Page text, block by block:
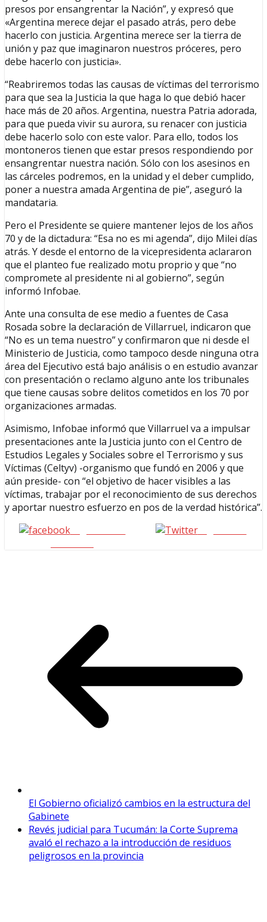
presos por ensangrentar la Nación”, y expresó que
«Argentina merece dejar el pasado atrás, pero debe
hacerlo con justicia. Argentina merece ser la tierra de
unión y paz que imaginaron nuestros próceres, pero
debe hacerlo con justicia».
“Reabriremos todas las causas de víctimas del terrorismo
para que sea la Justicia la que haga lo que debió hacer
hace más de 20 años. Argentina, nuestra Patria adorada,
para que pueda vivir su aurora, su renacer con justicia
debe hacerlo solo con este valor. Para ello, todos los
montoneros tienen que estar presos respondiendo por
ensangrentar nuestra nación. Sólo con los asesinos en
las cárceles podremos, en la unidad y el deber cumplido,
poner a nuestra amada Argentina de pie”, aseguró la
mandataria.
Pero el Presidente se quiere mantener lejos de los años
70 y de la dictadura: “Esa no es mi agenda”, dijo Milei días
atrás. Y desde el entorno de la vicepresidenta aclararon
que el planteo fue realizado motu proprio y que “no
compromete al presidente ni al gobierno”, según
informó Infobae.
Ante una consulta de ese medio a fuentes de Casa
Rosada sobre la declaración de Villarruel, indicaron que
“No es un tema nuestro” y confirmaron que ni desde el
Ministerio de Justicia, como tampoco desde ninguna otra
área del Ejecutivo está bajo análisis o en estudio avanzar
con presentación o reclamo alguno ante los tribunales
que tiene causas sobre delitos cometidos en los 70 por
organizaciones armadas.
Asimismo, Infobae informó que Villarruel va a impulsar
presentaciones ante la Justicia junto con el Centro de
Estudios Legales y Sociales sobre el Terrorismo y sus
Víctimas (Celtyv) -organismo que fundó en 2006 y que
aún preside- con “el objetivo de hacer visibles a las
víctimas, trabajar por el reconocimiento de sus derechos
y aportar nuestro esfuerzo en pos de la verdad histórica”.
Seguinos en
seguinos X
El Gobierno oficializó cambios en la estructura del
Gabinete
Revés judicial para Tucumán: la Corte Suprema
avaló el rechazo a la introducción de residuos
peligrosos en la provincia